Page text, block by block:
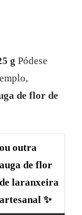
g Pódese
de flor de
ou outra
auga de flor
de laranxeira
artesanal ✨